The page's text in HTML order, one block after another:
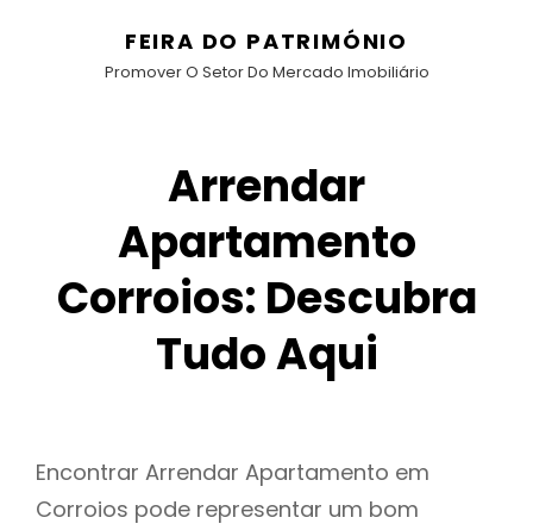
FEIRA DO PATRIMÓNIO
Promover O Setor Do Mercado Imobiliário
Arrendar
Apartamento
Corroios: Descubra
Tudo Aqui
Encontrar Arrendar Apartamento em
Corroios pode representar um bom